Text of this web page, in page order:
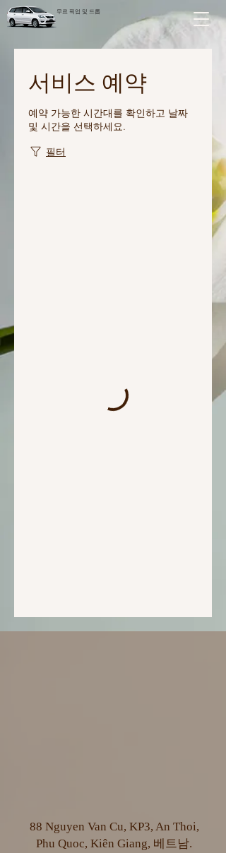
무료 픽업 및 드롭
서비스 예약
예약 가능한 시간대를 확인하고 날짜
및 시간을 선택하세요.
필터
88 Nguyen Van Cu, KP3, An Thoi,
Phu Quoc, Kiên Giang, 베트남.